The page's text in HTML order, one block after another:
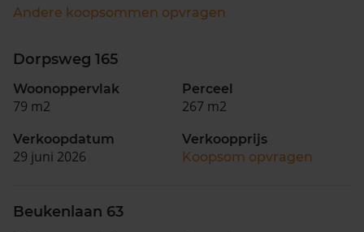
Andere koopsommen opvragen
Dorpsweg 165
Woonoppervlak
79 m2
Perceel
267 m2
Verkoopdatum
29 juni 2026
Verkoopprijs
Koopsom opvragen
Beukenlaan 63